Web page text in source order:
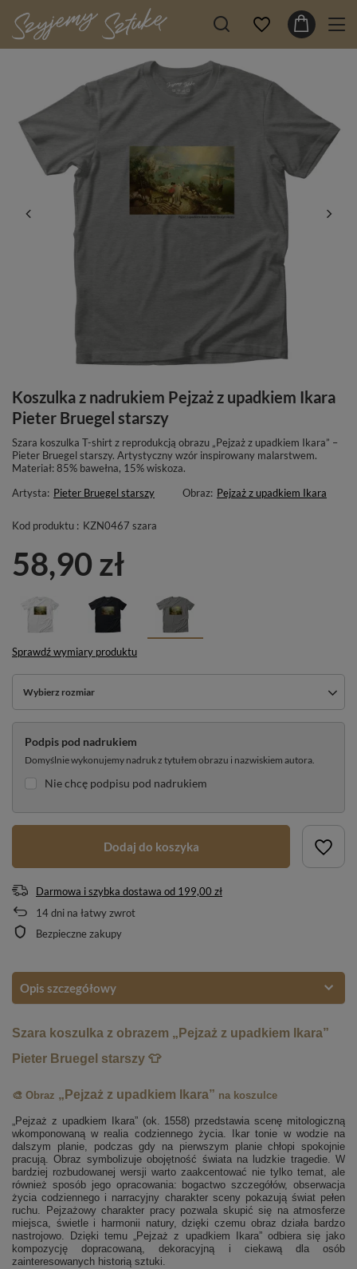
Koszulka z nadrukiem Pejzaż z upadkiem Ikara
Pieter Bruegel starszy
Szara koszulka T-shirt z reprodukcją obrazu „Pejzaż z upadkiem Ikara” –
Pieter Bruegel starszy. Artystyczny wzór inspirowany malarstwem.
Materiał: 85% bawełna, 15% wiskoza.
Artysta: Pieter Bruegel starszy Obraz: Pejzaż z upadkiem Ikara
Kod produktu : KZN0467 szara
58,90 zł
Sprawdź wymiary produktu
Wybierz rozmiar
Podpis pod nadrukiem
Domyślnie wykonujemy nadruk z tytułem obrazu i nazwiskiem autora.
Nie chcę podpisu pod nadrukiem
Dodaj do koszyka
Darmowa i szybka dostawa od 199,00 zł
14dni na łatwy zwrot
Bezpieczne zakupy
Opis szczegółowy
Szara koszulka z obrazem „Pejzaż z upadkiem Ikara”
Pieter Bruegel starszy 👕
🎨 Obraz „Pejzaż z upadkiem Ikara” na koszulce
„Pejzaż z upadkiem Ikara” (ok. 1558) przedstawia scenę mitologiczną
wkomponowaną w realia codziennego życia. Ikar tonie w wodzie na
dalszym planie, podczas gdy na pierwszym planie chłopi spokojnie
pracują. Obraz symbolizuje obojętność świata na ludzkie tragedie. W
bardziej rozbudowanej wersji warto zaakcentować nie tylko temat, ale
również sposób jego opracowania: bogactwo szczegółów, obserwacja
życia codziennego i narracyjny charakter sceny pokazują świat pełen
ruchu. Pejzażowy charakter pracy pozwala skupić się na atmosferze
miejsca, świetle i harmonii natury, dzięki czemu obraz działa bardzo
nastrojowo. Dzięki temu „Pejzaż z upadkiem Ikara” odbiera się jako
kompozycję dopracowaną, dekoracyjną i ciekawą dla osób
zainteresowanych historią sztuki.